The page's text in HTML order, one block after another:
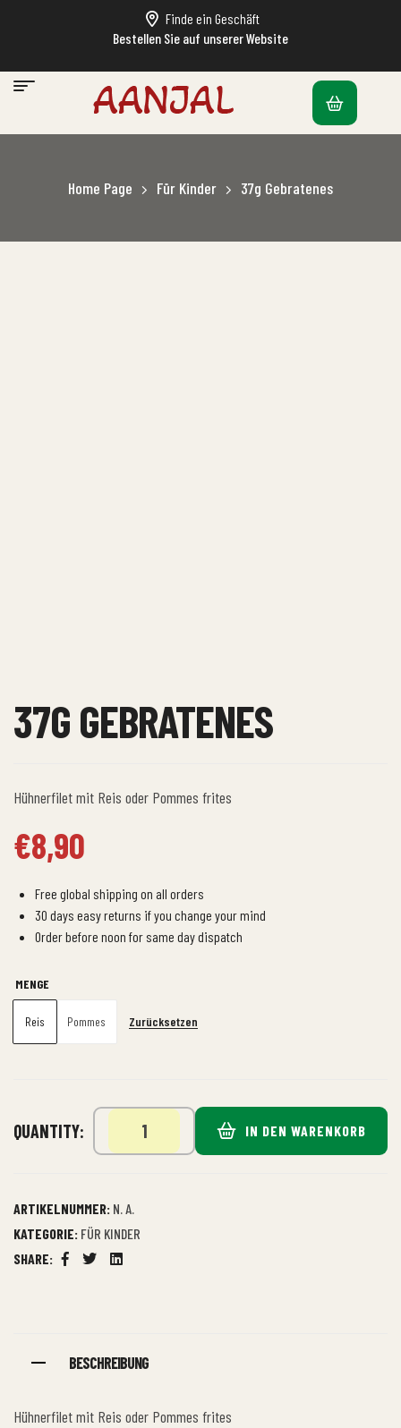
Finde ein Geschäft
Bestellen Sie auf unserer Website
Home Page Für Kinder 37g Gebratenes
37G GEBRATENES
Hühnerfilet mit Reis oder Pommes frites
€8,90
Free global shipping on all orders
30 days easy returns if you change your mind
Order before noon for same day dispatch
MENGE
Reis Pommes Zurücksetzen
QUANTITY: IN DEN WARENKORB
ARTIKELNUMMER: N. A.
KATEGORIE: FÜR KINDER
SHARE:
Facebook
TwitterLinkedin
BESCHREIBUNG
Hühnerfilet mit Reis oder Pommes frites